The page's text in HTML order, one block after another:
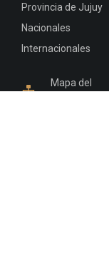
Provincia de Jujuy
Nacionales
Internacionales
Mapa del